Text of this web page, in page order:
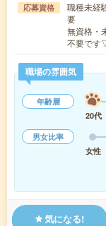
応募資格
職種未経
要
無資格・
不要です
職場の雰囲気
年齢層
20代
男女比率
女性
気になる!